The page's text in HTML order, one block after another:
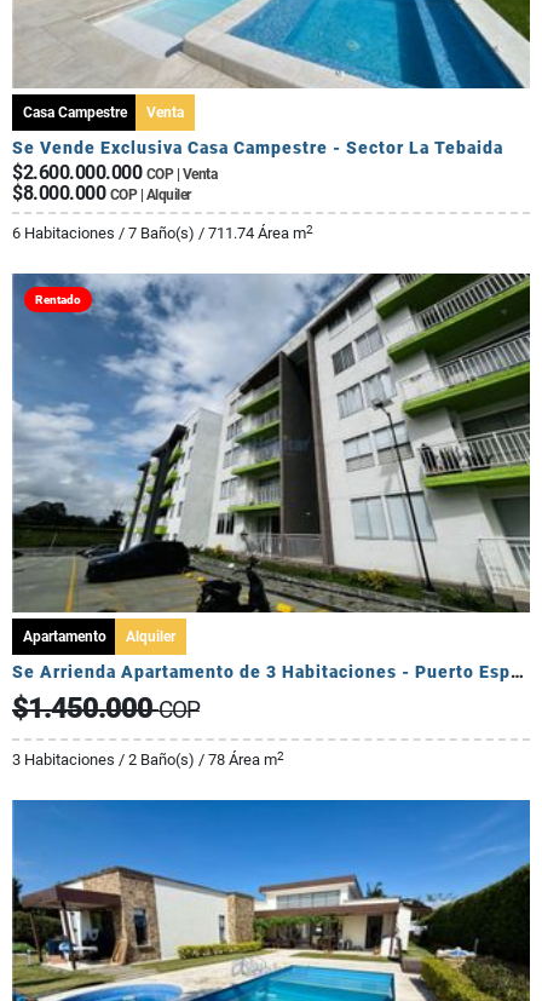
Casa Campestre Venta
Se Vende Exclusiva Casa Campestre - Sector La Tebaida
$2.600.000.000 COP | Venta
$8.000.000 COP | Alquiler
6 Habitaciones / 7 Baño(s) / 711.74 Área m2
Rentado
Apartamento Alquiler
Se Arrienda Apartamento de 3 Habitaciones - Puerto Espejo
$1.450.000COP
3 Habitaciones / 2 Baño(s) / 78 Área m2